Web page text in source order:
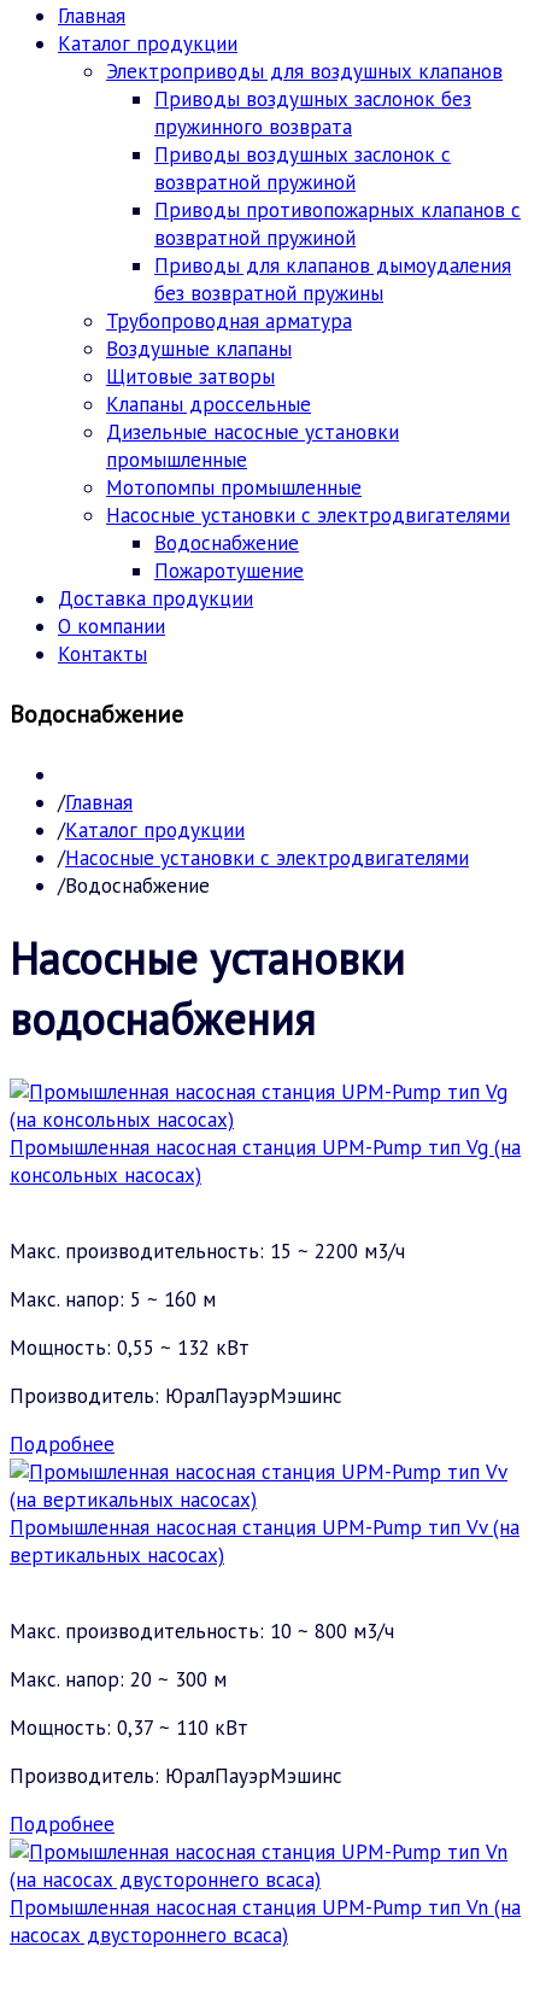
Главная
Каталог продукции
Электроприводы для воздушных клапанов
Приводы воздушных заслонок без
пружинного возврата
Приводы воздушных заслонок с
возвратной пружиной
Приводы противопожарных клапанов с
возвратной пружиной
Приводы для клапанов дымоудаления
без возвратной пружины
Трубопроводная арматура
Воздушные клапаны
Щитовые затворы
Клапаны дроссельные
Дизельные насосные установки
промышленные
Мотопомпы промышленные
Насосные установки с электродвигателями
Водоснабжение
Пожаротушение
Доставка продукции
О компании
Контакты
Водоснабжение
Главная
Каталог продукции
Насосные установки с электродвигателями
Водоснабжение
Насосные установки
водоснабжения
Промышленная насосная станция UPM-Pump тип Vg (на
консольных насосах)
Макс. производительность: 15 ~ 2200 м3/ч
Макс. напор: 5 ~ 160 м
Мощность: 0,55 ~ 132 кВт
Производитель: ЮралПауэрМэшинс
Подробнее
Промышленная насосная станция UPM-Pump тип Vv (на
вертикальных насосах)
Макс. производительность: 10 ~ 800 м3/ч
Макс. напор: 20 ~ 300 м
Мощность: 0,37 ~ 110 кВт
Производитель: ЮралПауэрМэшинс
Подробнее
Промышленная насосная станция UPM-Pump тип Vn (на
насосах двустороннего всаса)